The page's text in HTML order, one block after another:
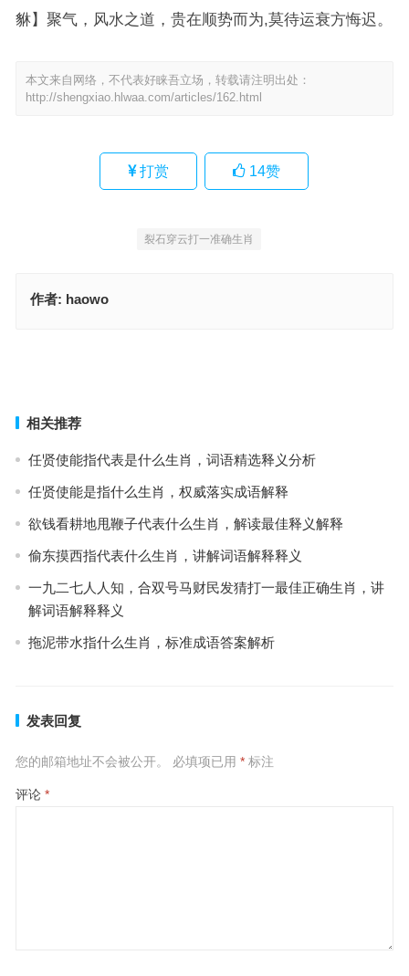
貅】聚气，风水之道，贵在顺势而为,莫待运衰方悔迟。
本文来自网络，不代表好睐吾立场，转载请注明出处：
http://shengxiao.hlwaa.com/articles/162.html
打赏 14赞
裂石穿云打一准确生肖
作者: haowo
相关推荐
任贤使能指代表是什么生肖，词语精选释义分析
任贤使能是指什么生肖，权威落实成语解释
欲钱看耕地甩鞭子代表什么生肖，解读最佳释义解释
偷东摸西指代表什么生肖，讲解词语解释释义
一九二七人人知，合双号马财民发猜打一最佳正确生肖，讲
解词语解释释义
拖泥带水指什么生肖，标准成语答案解析
发表回复
您的邮箱地址不会被公开。 必填项已用 *标注
评论 *